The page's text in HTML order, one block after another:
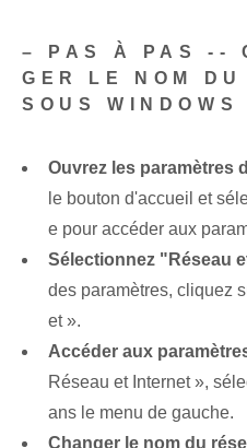
– PAS À PAS --
GER LE NOM
SOUS WINDOWS
Ouvrez les paramètres
le bouton d'accueil et
e pour accéder aux
Sélectionnez "Réseau
des paramètres, cliquez
et ».
Accéder aux
Réseau et Internet »,
ans le menu de gauche.
Changer le nom du